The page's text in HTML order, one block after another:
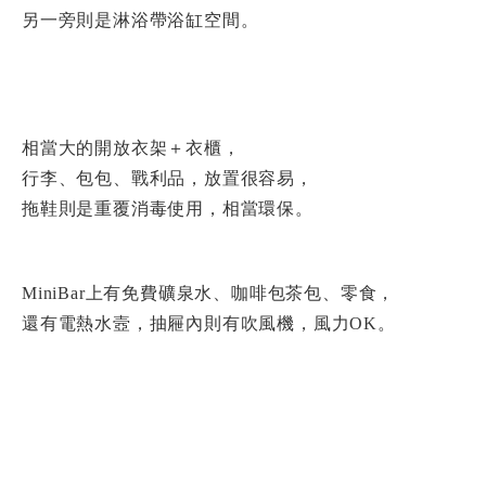
另一旁則是淋浴帶浴缸空間。
相當大的開放衣架＋衣櫃，
行李、包包、戰利品，放置很容易，
拖鞋則是重覆消毒使用，相當環保。
MiniBar上有免費礦泉水、咖啡包茶包、零食，
還有電熱水壼，抽屜內則有吹風機，風力OK。